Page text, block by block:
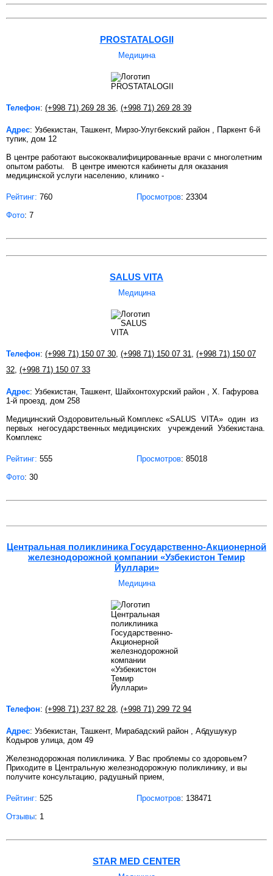
PROSTATALOGII
Медицина
Телефон: (+998 71) 269 28 36, (+998 71) 269 28 39
Адрес: Узбекистан, Ташкент, Мирзо-Улугбекский район , Паркент 6-й
тупик, дом 12
В центре работают высококвалифицированные врачи с многолетним
опытом работы. В центре имеются кабинеты для оказания
медицинской услуги населению, клинико -
Рейтинг: 760 Просмотров: 23304
Фото: 7
SALUS VITA
Медицина
Телефон: (+998 71) 150 07 30, (+998 71) 150 07 31, (+998 71) 150 07
32, (+998 71) 150 07 33
Адрес: Узбекистан, Ташкент, Шайхонтохурский район , Х. Гафурова
1-й проезд, дом 258
Медицинский Оздоровительный Комплекс «SALUS VITA» один из
первых негосударственных медицинских учреждений Узбекистана.
Комплекс
Рейтинг: 555 Просмотров: 85018
Фото: 30
Центральная поликлиника Государственно-Акционерной
железнодорожной компании «Узбекистон Темир
Йуллари»
Медицина
Телефон: (+998 71) 237 82 28, (+998 71) 299 72 94
Адрес: Узбекистан, Ташкент, Мирабадский район , Абдушукур
Кодыров улица, дом 49
Железнодорожная поликлиника. У Вас проблемы со здоровьем?
Приходите в Центральную железнодорожную поликлинику, и вы
получите консультацию, радушный прием,
Рейтинг: 525 Просмотров: 138471
Отзывы: 1
STAR MED CENTER